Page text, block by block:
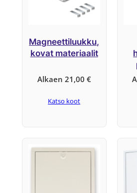
Magneettiluukku,
kovat materiaalit
Alkaen 21,00 €
Katso koot